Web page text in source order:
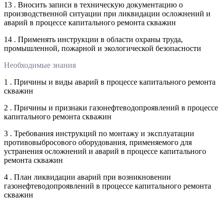
13 . Вносить записи в техническую документацию о
производственной ситуации при ликвидации осложнений и
аварий в процессе капитального ремонта скважин
14 . Применять инструкции в области охраны труда,
промышленной, пожарной и экологической безопасности
Необходимые знания
1 . Причины и виды аварий в процессе капитального ремонта
скважин
2 . Причины и признаки газонефтеводопроявлений в процессе
капитального ремонта скважин
3 . Требования инструкций по монтажу и эксплуатации
противовыбросового оборудования, применяемого для
устранения осложнений и аварий в процессе капитального
ремонта скважин
4 . План ликвидации аварий при возникновении
газонефтеводопроявлений в процессе капитального ремонта
скважин